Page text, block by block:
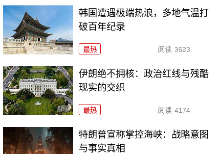
韩国遭遇极端热浪，多地气温打
破百年纪录
最热 阅读 3623
伊朗绝不拥核：政治红线与残酷
现实的交织
最热 阅读 4174
特朗普宣称掌控海峡：战略意图
与事实真相